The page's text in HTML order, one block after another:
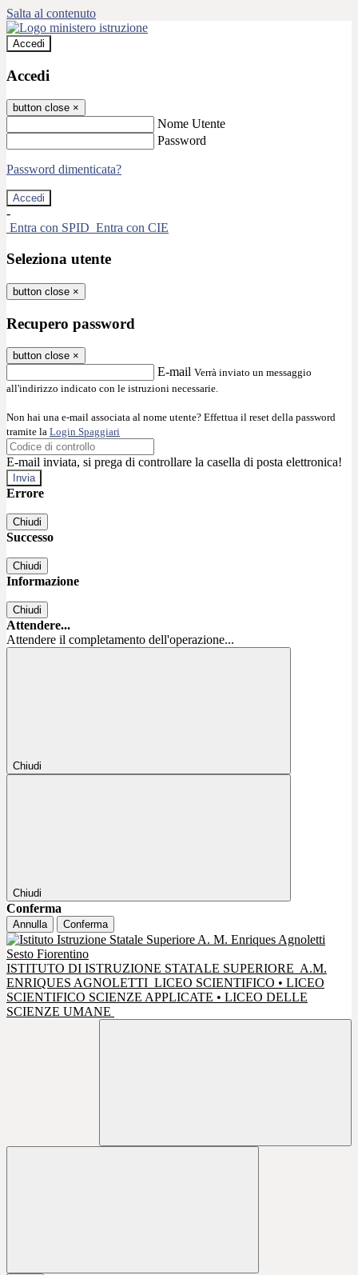
Salta al contenuto
Accedi
Accedi
button close ×
Nome Utente
Password
Password dimenticata?
-
Entra con SPID Entra con CIE
Seleziona utente
button close ×
Recupero password
button close ×
E-mail Verrà inviato un messaggio
all'indirizzo indicato con le istruzioni necessarie.
Non hai una e-mail associata al nome utente? Effettua il reset della password
tramite la Login Spaggiari
E-mail inviata, si prega di controllare la casella di posta elettronica!
Errore
Chiudi
Successo
Chiudi
Informazione
Chiudi
Attendere...
Attendere il completamento dell'operazione...
Chiudi
Chiudi
Conferma
Annulla Conferma
ISTITUTO DI ISTRUZIONE STATALE SUPERIORE A.M.
ENRIQUES AGNOLETTI LICEO SCIENTIFICO • LICEO
SCIENTIFICO SCIENZE APPLICATE • LICEO DELLE
SCIENZE UMANE